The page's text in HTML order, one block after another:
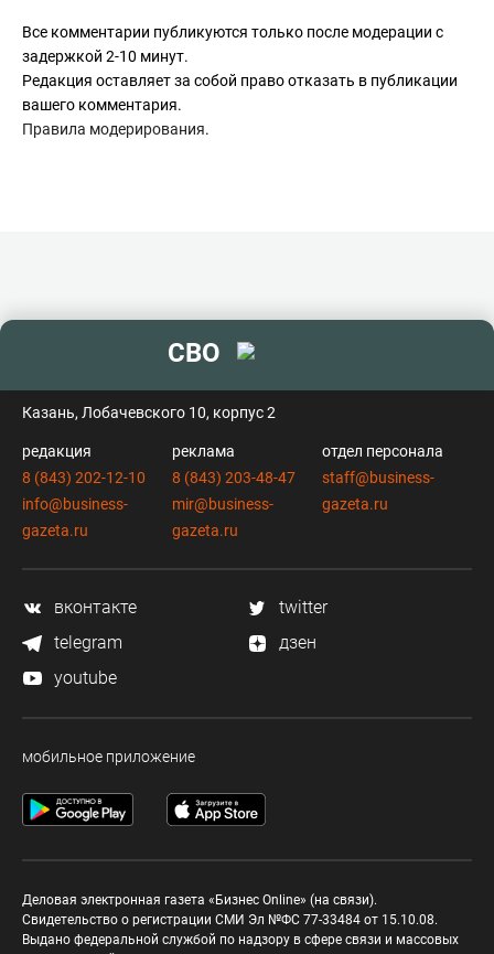
те данные "слива", которыми оперирует автор Н.Юрченко!
Все комментарии публикуются только после модерации с
задержкой 2-10 минут.
Редакция оставляет за собой право отказать в публикации
вашего комментария.
Правила модерирования.
СВО
Казань, Лобачевского 10, корпус 2
редакция
8 (843) 202-12-10
info@business-
gazeta.ru
реклама
8 (843) 203-48-47
mir@business-
gazeta.ru
отдел персонала
staff@business-
gazeta.ru
вконтакте
twitter
telegram
дзен
youtube
мобильное приложение
Деловая электронная газета «Бизнес Online» (на связи).
Свидетельство о регистрации СМИ Эл №ФС 77-33484 от 15.10.08.
Выдано федеральной службой по надзору в сфере связи и массовых